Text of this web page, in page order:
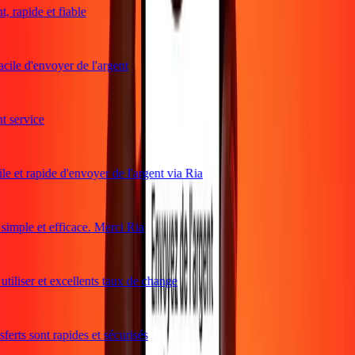
et fiable
d'envoyer de l'argent
et rapide d'envoyer de l'argent via Ria
et efficace. Merci Ria
et excellents taux de change
sont rapides et sécurisés